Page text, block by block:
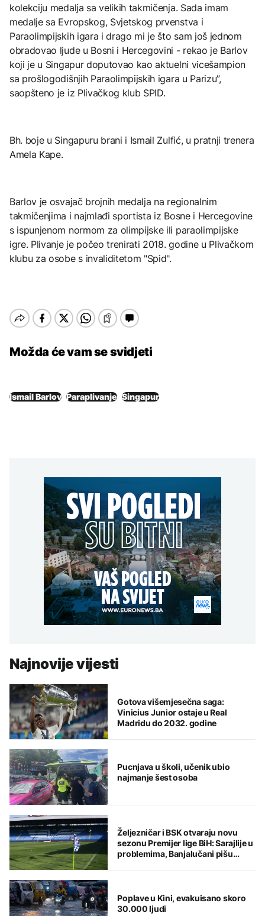
kolekciju medalja sa velikih takmičenja. Sada imam
medalje sa Evropskog, Svjetskog prvenstva i
Paraolimpijskih igara i drago mi je što sam još jednom
obradovao ljude u Bosni i Hercegovini - rekao je Barlov
koji je u Singapur doputovao kao aktuelni vicešampion
sa prošlogodišnjih Paraolimpijskih igara u Parizu”,
saopšteno je iz Plivačkog klub SPID.
Bh. boje u Singapuru brani i Ismail Zulfić, u pratnji trenera
Amela Kape.
Barlov je osvajač brojnih medalja na regionalnim
takmičenjima i najmlađi sportista iz Bosne i Hercegovine
s ispunjenom normom za olimpijske ili paraolimpijske
igre. Plivanje je počeo trenirati 2018. godine u Plivačkom
klubu za osobe s invaliditetom "Spid".
Možda će vam se svidjeti
Ismail Barlov Paraplivanje Singapur
Najnovije vijesti
Gotova višemjesečna saga:
Vinicius Junior ostaje u Real
Madridu do 2032. godine
Pucnjava u školi, učenik ubio
najmanje šest osoba
Željezničar i BSK otvaraju novu
sezonu Premijer lige BiH: Sarajlije u
problemima, Banjalučani pišu
Poplave u Kini, evakuisano skoro
30.000 ljudi